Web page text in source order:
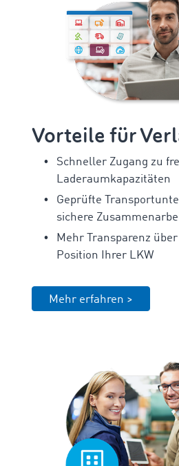
Vorteile für
Schneller Zugang zu
Laderaumkapazitäten
Geprüfte
sichere
Mehr Transparenz
Position Ihrer LKW
Mehr erfahren >